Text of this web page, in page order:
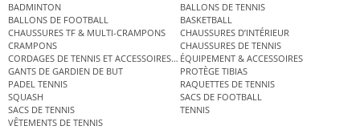
BADMINTON
BALLONS DE TENNIS
BALLONS DE FOOTBALL
BASKETBALL
CHAUSSURES TF & MULTI-CRAMPONS
CHAUSSURES D’INTÉRIEUR
CRAMPONS
CHAUSSURES DE TENNIS
CORDAGES DE TENNIS ET ACCESSOIRES DE TENNISÉQUIPEMENT & ACCESSOIRES
GANTS DE GARDIEN DE BUT
PROTÈGE TIBIAS
PADEL TENNIS
RAQUETTES DE TENNIS
SQUASH
SACS DE FOOTBALL
SACS DE TENNIS
TENNIS
VÊTEMENTS DE TENNIS